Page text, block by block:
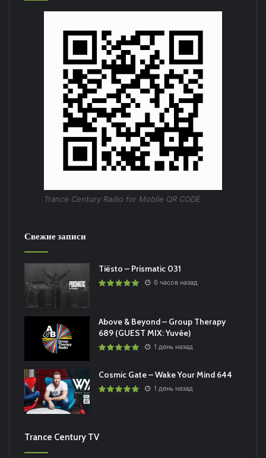
Trance Century Radio for Mobile QR CODE
Свежие записи
Tiësto – Prismatic 031
6 часов назад
Above & Beyond – Group Therapy
689 (GUEST MIX: Yuvèe)
1 день назад
Cosmic Gate – Wake Your Mind 644
1 день назад
Trance Century TV